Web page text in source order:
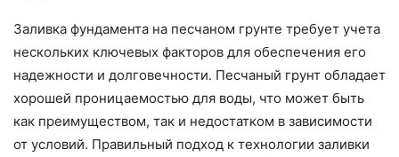
Заливка фундамента на песчаном грунте требует учета
нескольких ключевых факторов для обеспечения его
надежности и долговечности. Песчаный грунт обладает
хорошей проницаемостью для воды, что может быть
как преимуществом, так и недостатком в зависимости
от условий. Правильный подход к технологии заливки